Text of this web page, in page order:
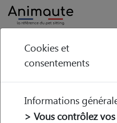
Animaute Centre-Val-de-Loire
Cookies et
consentements
Informations
> Vous contrôlez